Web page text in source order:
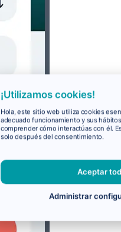
¡Utilizamos cookies!
Hola, este sitio web utiliza cookies
adecuado funcionamiento y sus
comprender cómo interactúas con él.
solo después del consentimiento.
Aceptar
Administrar